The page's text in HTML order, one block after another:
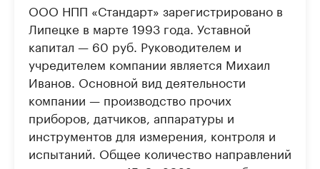
ООО НПП «Стандарт» зарегистрировано в
Липецке в марте 1993 года. Уставной
капитал — 60 руб. Руководителем и
учредителем компании является Михаил
Иванов. Основной вид деятельности
компании — производство прочих
приборов, датчиков, аппаратуры и
инструментов для измерения, контроля и
испытаний. Общее количество направлений